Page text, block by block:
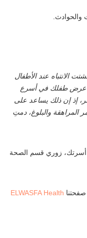
والحوادث.
الانتباه عند الأطفال
عرض طفلك في أسرع
إذ إن ذلك يساعد على
المراهقة والبلوغ، دمتِ
زوري قسم الصحة
ELWASFA Health